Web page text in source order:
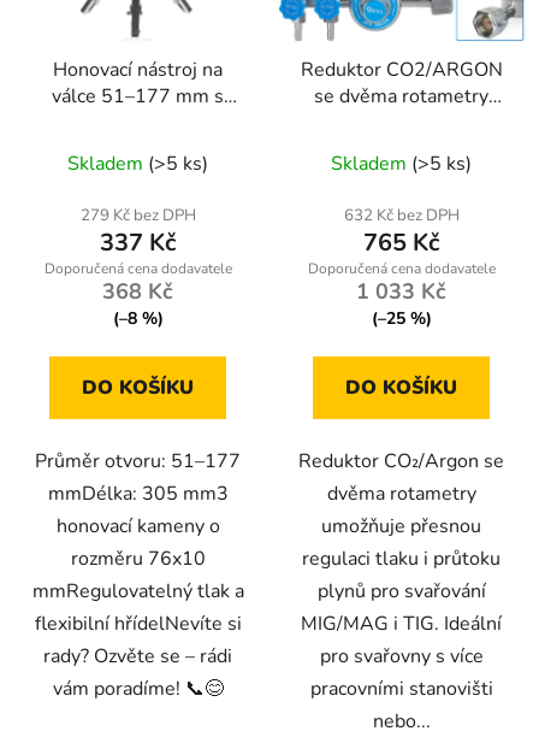
Honovací nástroj na
válce 51–177 mm s
Skladem (>5 ks)
279 Kč bez DPH
337 Kč
368 Kč
(–8 %)
DO KOŠÍKU
Průměr otvoru: 51–177
mmDélka: 305 mm3
honovací kameny o
rozměru 76x10
mmRegulovatelný tlak a
flexibilní hřídelNevíte si
rady? Ozvěte se – rádi
vám poradíme! 📞😊
Reduktor CO2/ARGON
se dvěma rotametry
Skladem (>5 ks)
632 Kč bez DPH
765 Kč
1 033 Kč
(–25 %)
DO KOŠÍKU
Reduktor CO₂/Argon se
dvěma rotametry
umožňuje přesnou
regulaci tlaku i průtoku
plynů pro svařování
MIG/MAG i TIG. Ideální
pro svařovny s více
pracovními stanovišti
nebo...